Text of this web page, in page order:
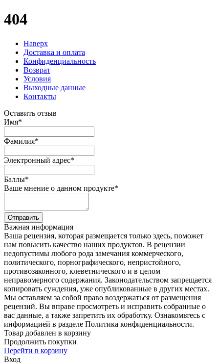
404
Наверх
Доставка и оплата
Конфиденциальность
Возврат
Условия
Выходные данные
Контакты
Оставить отзыв
Имя*
Фамилия*
Электронный адрес*
Баллы*
Ваше мнение о данном продукте*
Отправить
Важная информация
Ваша рецензия, которая размещается только здесь, поможет
нам повысить качество наших продуктов. В рецензии
недопустимы любого рода замечания коммерческого,
политического, порнографического, непристойного,
противозаконного, клеветнического и в целом
неправомерного содержания. Законодательством запрещается
копировать суждения, уже опубликованные в других местах.
Мы оставляем за собой право воздержаться от размещения
рецензий. Вы вправе просмотреть и исправить собранные о
вас данные, а также запретить их обработку. Ознакомьтесь с
информацией в разделе Политика конфиденциальности.
Товар добавлен в корзину
Продолжить покупки
Перейти в корзину
Вход